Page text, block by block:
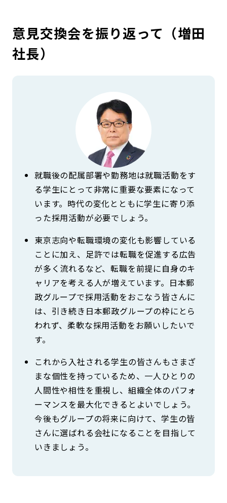
意見交換会を振り返って（増田
社長）
就職後の配属部署や勤務地は就職活動をす
る学生にとって非常に重要な要素になって
います。時代の変化とともに学生に寄り添
った採用活動が必要でしょう。
東京志向や転職環境の変化も影響している
ことに加え、足許では転職を促進する広告
が多く流れるなど、転職を前提に自身のキ
ャリアを考える人が増えています。日本郵
政グループで採用活動をおこなう皆さんに
は、引き続き日本郵政グループの枠にとら
われず、柔軟な採用活動をお願いしたいで
す。
これから入社される学生の皆さんもさまざ
まな個性を持っているため、一人ひとりの
人間性や相性を重視し、組織全体のパフォ
ーマンスを最大化できるとよいでしょう。
今後もグループの将来に向けて、学生の皆
さんに選ばれる会社になることを目指して
いきましょう。